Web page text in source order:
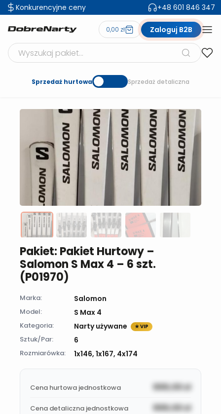
Konkurencyjne ceny +48 601 846 347
Szukaj produktów
0,00 zł Zaloguj B2B
Sprzedaż hurtowa Sprzedaż detaliczna
Pakiet: Pakiet Hurtowy –
Salomon S Max 4 – 6 szt.
(P01970)
Marka: Salomon
Model: S Max 4
Kategoria: Narty używane ★ VIP
Sztuk/Par: 6
Rozmiarówka: 1x146, 1x167, 4x174
Cena hurtowa jednostkowa 999,00zł
Cena detaliczna jednostkowa 999,00zł